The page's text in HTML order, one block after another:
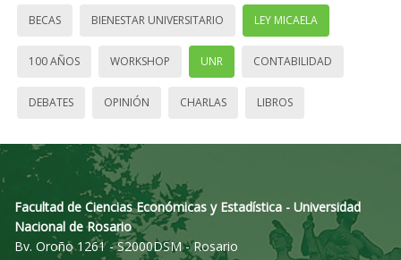
BECAS BIENESTAR UNIVERSITARIO LEY MICAELA
100 AÑOS WORKSHOP UNR CONTABILIDAD
DEBATES OPINIÓN CHARLAS LIBROS
Facultad de Ciencias Económicas y Estadística - Universidad
Nacional de Rosario
Bv. Oroño 1261 - S2000DSM - Rosario